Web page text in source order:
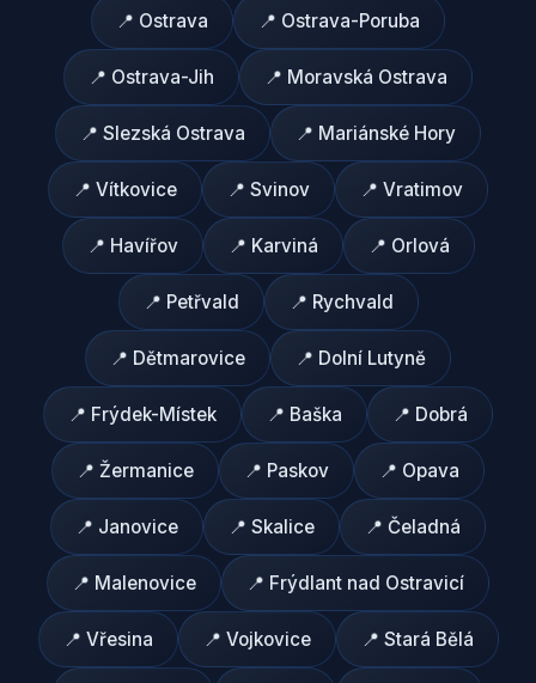
📍 Ostrava 📍 Ostrava-Poruba
📍 Ostrava-Jih 📍 Moravská Ostrava
📍 Slezská Ostrava 📍 Mariánské Hory
📍 Vítkovice 📍 Svinov 📍 Vratimov
📍 Havířov 📍 Karviná 📍 Orlová
📍 Petřvald 📍 Rychvald
📍 Dětmarovice 📍 Dolní Lutyně
📍 Frýdek-Místek 📍 Baška 📍 Dobrá
📍 Žermanice 📍 Paskov 📍 Opava
📍 Janovice 📍 Skalice 📍 Čeladná
📍 Malenovice 📍 Frýdlant nad Ostravicí
📍 Vřesina 📍 Vojkovice 📍 Stará Bělá